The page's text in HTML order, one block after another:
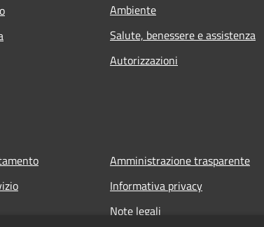
Ambiente
Salute, benessere e assistenza
Autorizzazioni
Amministrazione trasparente
Informativa privacy
Note legali